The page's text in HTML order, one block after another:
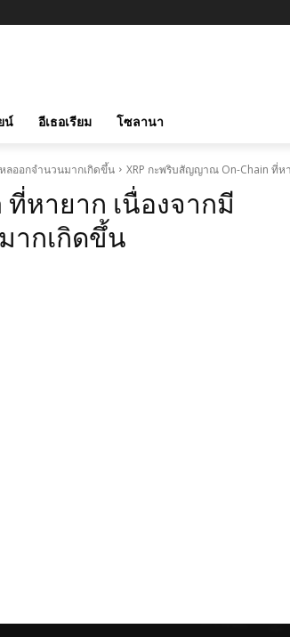
น์ อีเธอเรียม โซลานา
ลออกจำนวนมากเกิดขึ้น XRP กะพริบสัญญาณ On-Chain ที่ห
หายาก เนื่องจากมี
ากเกิดขึ้น